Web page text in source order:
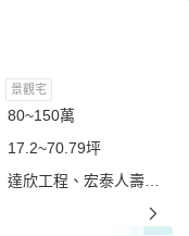
景觀宅
80~150萬
17.2~70.79坪
達欣工程、宏泰人壽開發、宏盛建設、愛山林建設